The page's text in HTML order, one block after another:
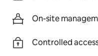
On-site
Controlled